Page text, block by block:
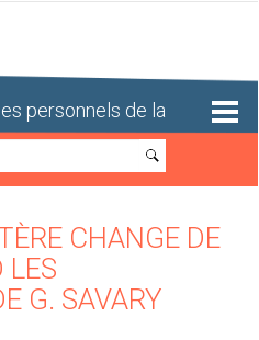
personnels de la
Recherche
CHANGE DE
LES
G. SAVARY